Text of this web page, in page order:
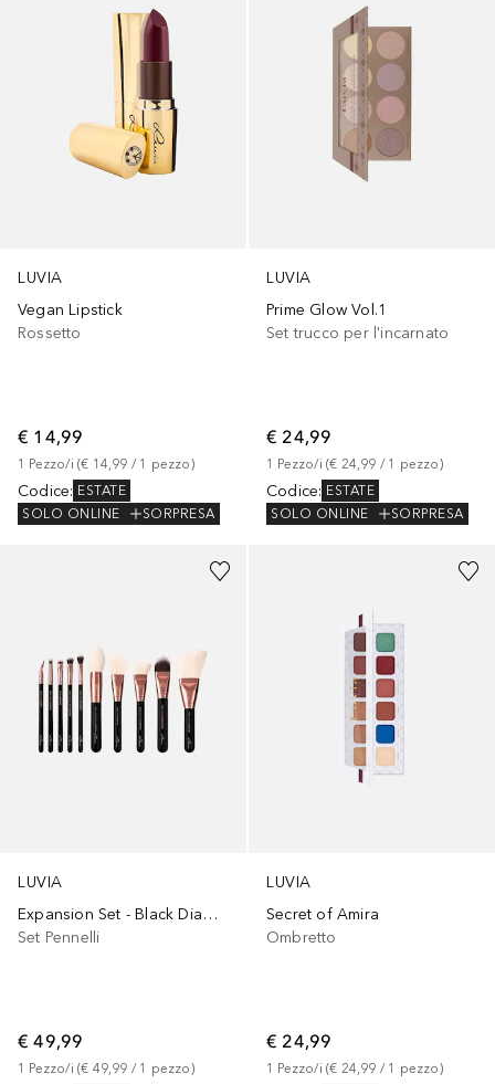
LUVIA
Vegan Lipstick
Rossetto
€ 14,99
1 Pezzo/i (€ 14,99 / 1 pezzo)
Codice: ESTATE
SOLO ONLINE
SORPRESA
LUVIA
Prime Glow Vol.1
Set trucco per l'incarnato
€ 24,99
1 Pezzo/i (€ 24,99 / 1 pezzo)
Codice: ESTATE
SOLO ONLINE
SORPRESA
LUVIA
Expansion Set - Black Diamond
Set Pennelli
€ 49,99
1 Pezzo/i (€ 49,99 / 1 pezzo)
LUVIA
Secret of Amira
Ombretto
€ 24,99
1 Pezzo/i (€ 24,99 / 1 pezzo)